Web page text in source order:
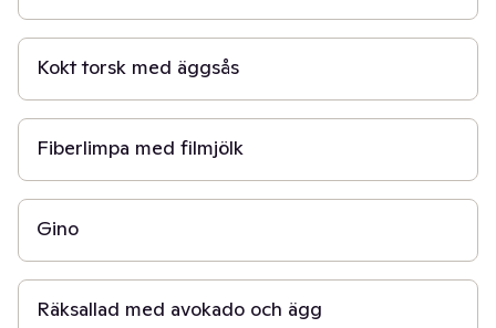
40 min
Kokt torsk med äggsås
1 t
Fiberlimpa med filmjölk
30 min
Gino
20 min
Räksallad med avokado och ägg